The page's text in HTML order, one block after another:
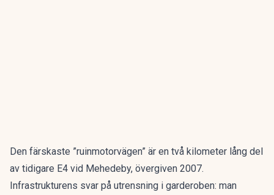
Den färskaste ”ruinmotorvägen” är en två kilometer lång del
av tidigare E4 vid Mehedeby, övergiven 2007.
Infrastrukturens svar på utrensning i garderoben: man